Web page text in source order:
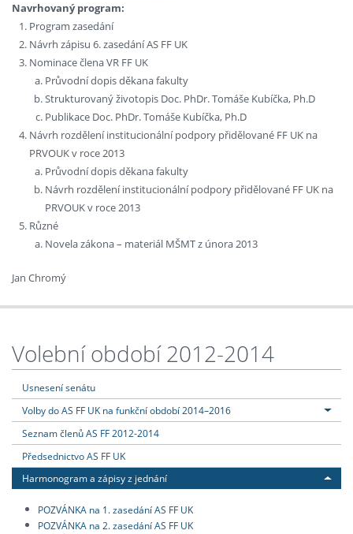
Navrhovaný program:
Program zasedání
Návrh zápisu 6. zasedání AS FF UK
Nominace člena VR FF UK
Průvodní dopis děkana fakulty
Strukturovaný životopis Doc. PhDr. Tomáše Kubíčka, Ph.D
Publikace Doc. PhDr. Tomáše Kubíčka, Ph.D
Návrh rozdělení institucionální podpory přidělované FF UK na
PRVOUK v roce 2013
Průvodní dopis děkana fakulty
Návrh rozdělení institucionální podpory přidělované FF UK na
PRVOUK v roce 2013
Různé
Novela zákona – materiál MŠMT z února 2013
Jan Chromý
Volební období 2012-2014
Usnesení senátu
Volby do AS FF UK na funkční období 2014–2016
Seznam členů AS FF 2012-2014
Předsednictvo AS FF UK
Harmonogram a zápisy z jednání
POZVÁNKA na 1. zasedání AS FF UK
POZVÁNKA na 2. zasedání AS FF UK